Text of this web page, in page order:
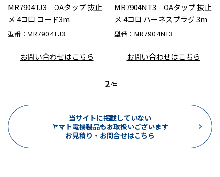
MR7904TJ3 OAタップ 抜止
メ 4コ口 コード3m
型番： MR7904TJ3
お問い合わせはこちら
MR7904NT3 OAタップ 抜止
メ 4コ口 ハーネスプラグ 3m
型番： MR7904NT3
お問い合わせはこちら
2件
当サイトに掲載していない
ヤマト電機製品もお取扱いございます
お見積り・お問合せはこちら